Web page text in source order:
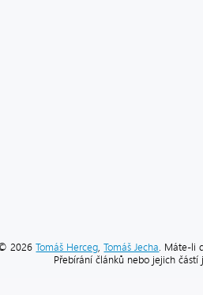
2026Tomáš Herceg,Tomáš Jecha. Máte-li
Přebírání článků nebo jejich